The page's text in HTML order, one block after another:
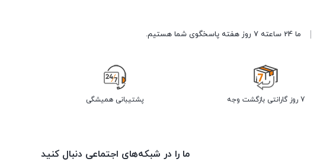
ما 24 ساعته 7 روز هفته پاسخگوی شما هستیم.
7 روز گارانتی بازگشت وجه پشتیبانی همیشگی
ما را در شبکه‌های اجتماعی دنبال کنید